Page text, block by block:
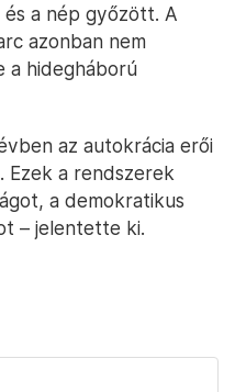
és a nép győzött. A
azonban nem
a hidegháború
az autokrácia erői
Ezek a rendszerek
a demokratikus
– jelentette ki.